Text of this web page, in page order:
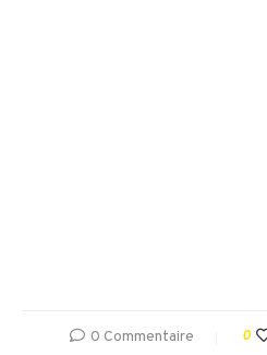
0 Commentaire 0